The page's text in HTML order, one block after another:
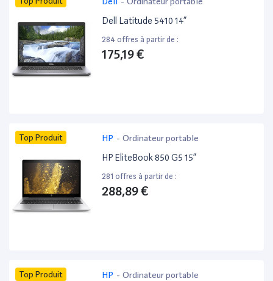
Dell Latitude 5410 14”
284 offres à partir de :
175,19 €
Top Produit HP - Ordinateur portable
HP EliteBook 850 G5 15”
281 offres à partir de :
288,89 €
Top Produit HP - Ordinateur portable